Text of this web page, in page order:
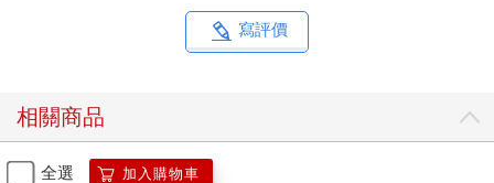
寫評價
相關商品
全選 加入購物車